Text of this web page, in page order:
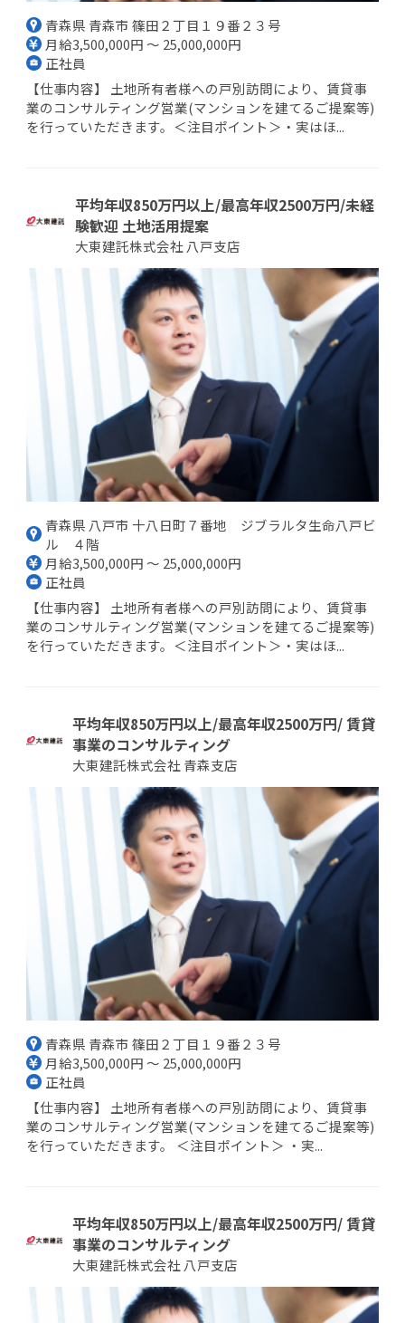
青森県 青森市 篠田２丁目１９番２３号
月給3,500,000円 ～ 25,000,000円
正社員
【仕事内容】 土地所有者様への戸別訪問により、賃貸事
業のコンサルティング営業(マンションを建てるご提案等)
を行っていただきます。＜注目ポイント＞・実はほ...
平均年収850万円以上/最高年収2500万円/未経
験歓迎 土地活用提案
大東建託株式会社 八戸支店
青森県 八戸市 十八日町７番地 ジブラルタ生命八戸ビ
ル ４階
月給3,500,000円 ～ 25,000,000円
正社員
【仕事内容】 土地所有者様への戸別訪問により、賃貸事
業のコンサルティング営業(マンションを建てるご提案等)
を行っていただきます。＜注目ポイント＞・実はほ...
平均年収850万円以上/最高年収2500万円/ 賃貸
事業のコンサルティング
大東建託株式会社 青森支店
青森県 青森市 篠田２丁目１９番２３号
月給3,500,000円 ～ 25,000,000円
正社員
【仕事内容】 土地所有者様への戸別訪問により、賃貸事
業のコンサルティング営業(マンションを建てるご提案等)
を行っていただきます。 ＜注目ポイント＞ ・実...
平均年収850万円以上/最高年収2500万円/ 賃貸
事業のコンサルティング
大東建託株式会社 八戸支店